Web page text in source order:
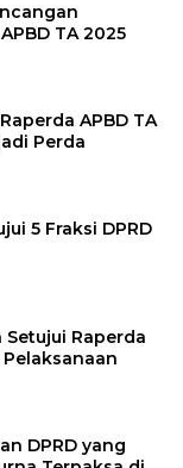
TA 2025
APBD TA
Perda
5 Fraksi DPRD
Setujui Raperda
DPRD yang